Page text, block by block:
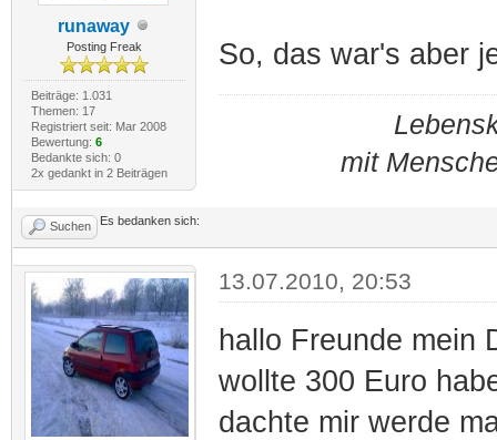
runaway
Posting Freak
Beiträge: 1.031
Themen: 17
Registriert seit: Mar 2008
Bewertung: 6
Bedankte sich: 0
2x gedankt in 2 Beiträgen
So, das war's aber
mit
Suchen Es bedanken sich:
13.07.2010, 20:53
hallo Freunde mein
wollte 300 Euro
dachte mir werde